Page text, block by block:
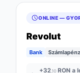
ONLINE —
Revolut
Bank Számlapénz
+32 ,10 RON a